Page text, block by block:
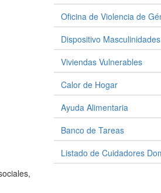
Oficina de Violencia de
Dispositivo Masculinidades
Viviendas Vulnerables
Calor de Hogar
Ayuda Alimentaria
Banco de Tareas
Listado de Cuidadores